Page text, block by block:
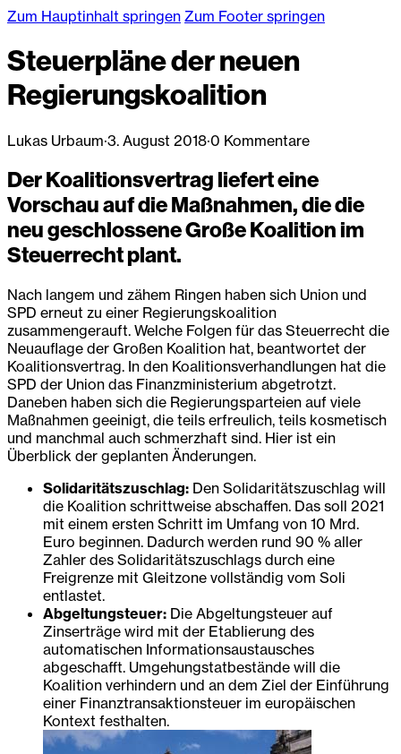
Zum Hauptinhalt springen Zum Footer springen
Steuerpläne der neuen
Regierungskoalition
Lukas Urbaum·3. August 2018·0 Kommentare
Der Koalitionsvertrag liefert eine
Vorschau auf die Maßnahmen, die die
neu geschlossene Große Koalition im
Steuerrecht plant.
Nach langem und zähem Ringen haben sich Union und
SPD erneut zu einer Regierungskoalition
zusammengerauft. Welche Folgen für das Steuerrecht die
Neuauflage der Großen Koalition hat, beantwortet der
Koalitionsvertrag. In den Koalitionsverhandlungen hat die
SPD der Union das Finanzministerium abgetrotzt.
Daneben haben sich die Regierungsparteien auf viele
Maßnahmen geeinigt, die teils erfreulich, teils kosmetisch
und manchmal auch schmerzhaft sind. Hier ist ein
Überblick der geplanten Änderungen.
Solidaritätszuschlag: Den Solidaritätszuschlag will
die Koalition schrittweise abschaffen. Das soll 2021
mit einem ersten Schritt im Umfang von 10 Mrd.
Euro beginnen. Dadurch werden rund 90 % aller
Zahler des Solidaritätszuschlags durch eine
Freigrenze mit Gleitzone vollständig vom Soli
entlastet.
Abgeltungsteuer: Die Abgeltungsteuer auf
Zinserträge wird mit der Etablierung des
automatischen Informationsaustausches
abgeschafft. Umgehungstatbestände will die
Koalition verhindern und an dem Ziel der Einführung
einer Finanztransaktionsteuer im europäischen
Kontext festhalten.